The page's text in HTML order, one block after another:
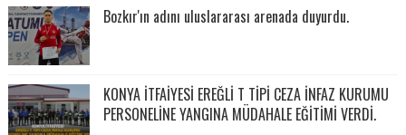
Bozkır'ın adını uluslararası arenada duyurdu.
KONYA İTFAİYESİ EREĞLİ T TİPİ CEZA İNFAZ KURUMU
PERSONELİNE YANGINA MÜDAHALE EĞİTİMİ VERDİ.